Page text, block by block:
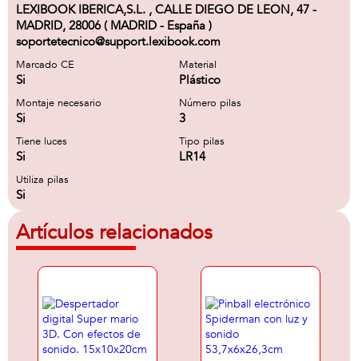
LEXIBOOK IBERICA,S.L. , CALLE DIEGO DE LEON, 47 -
MADRID, 28006 ( MADRID - España )
soportetecnico@support.lexibook.com
Marcado CE
Si
Material
Plástico
Montaje necesario
Si
Número pilas
3
Tiene luces
Si
Tipo pilas
LR14
Utiliza pilas
Si
Artículos relacionados